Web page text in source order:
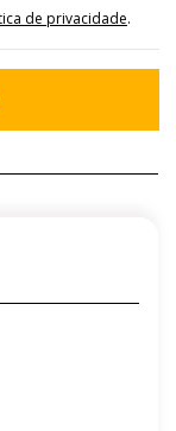
de privacidade.